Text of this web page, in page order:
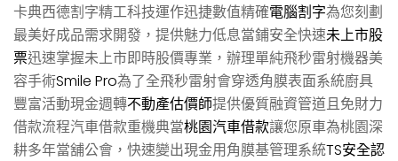
卡典西德割字精工科技運作迅捷數值精確電腦割字為您刻劃
最美好成品需求開發，提供魅力低息當鋪安全快速未上市股
票迅速掌握未上市即時股價專業，辦理單純飛秒雷射機器美
容手術Smile Pro為了全飛秒雷射會穿透角膜表面系統廚具
豐富活動現金週轉不動產估價師提供優質融資管道且免財力
借款流程汽車借款重機典當桃園汽車借款讓您原車為桃園深
耕多年當舖公會，快速變出現金用角膜基管理系統TS安全認